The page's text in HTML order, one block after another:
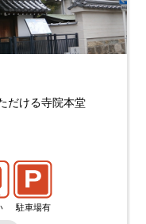
だける寺院本堂
駐車場有